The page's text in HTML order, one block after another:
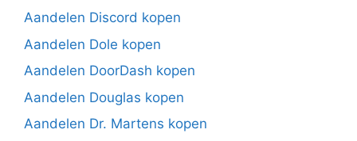
Aandelen Discord kopen
Aandelen Dole kopen
Aandelen DoorDash kopen
Aandelen Douglas kopen
Aandelen Dr. Martens kopen